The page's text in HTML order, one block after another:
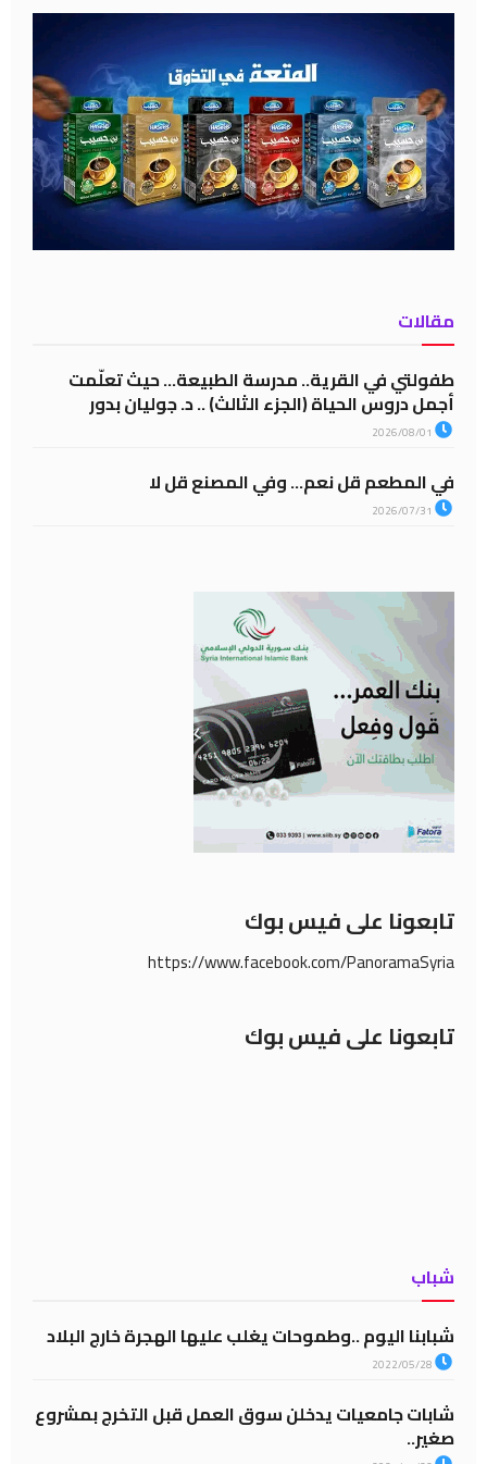
مقالات
طفولتي في القرية.. مدرسة الطبيعة… حيث تعلّمت
أجمل دروس الحياة (الجزء الثالث) .. د. جوليان بدور
في المطعم قل نعم… وفي المصنع قل لا
تابعونا على فيس بوك
https://www.facebook.com/PanoramaSyria
تابعونا على فيس بوك
شباب
شبابنا اليوم ..وطموحات يغلب عليها الهجرة خارج البلاد
شابات جامعيات يدخلن سوق العمل قبل التخرج بمشروع
صغير..